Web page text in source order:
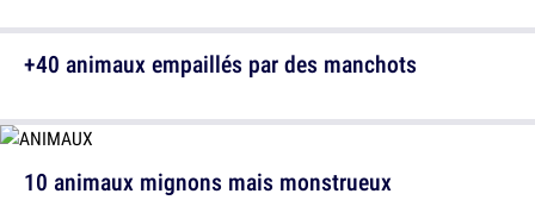
+40 animaux empaillés par des manchots
10 animaux mignons mais monstrueux